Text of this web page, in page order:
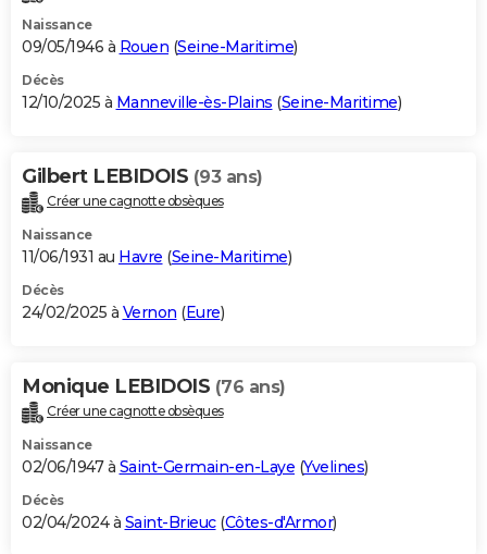
Dictionnaire
Biographies
Citations
Expressions
Proverbes
PROGRAMME TV
S'inscrire
Se connecter
Lycées
Collèges
Primaires
Universités
Entreprises
Service militaire
Avis de recherche
AVIS DE DÉCÈS
Bricolage
Lifestyle
Culture
Sport
Auto
Television
Voyage
Cinema
Naissance
09/05/1946 à Rouen (Seine-Maritime)
Décès
12/10/2025 à Manneville-ès-Plains (Seine-Maritime)
Gilbert LEBIDOIS (93 ans)
Créer une cagnotte obsèques
Naissance
11/06/1931 au Havre (Seine-Maritime)
Décès
24/02/2025 à Vernon (Eure)
Monique LEBIDOIS (76 ans)
Créer une cagnotte obsèques
Naissance
02/06/1947 à Saint-Germain-en-Laye (Yvelines)
Décès
02/04/2024 à Saint-Brieuc(Côtes-d'Armor)